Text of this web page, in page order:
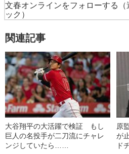
文春オンラインをフォローする
ック）
関連記事
大谷翔平の大活躍で検証 もし
巨人の名投手が二刀流にチャレ
ンジしていたら……
原
が
ド